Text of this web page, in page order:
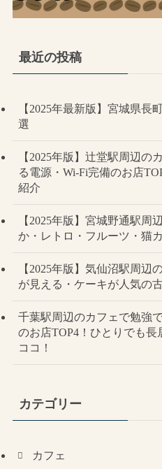
最近の投稿
【2025年最新版】宮城県長
選
【2025年版】辻堂駅周辺の
る電源・Wi-Fi完備のお店
紹介
【2025年版】宮城野通駅周
か・レトロ・フルーツ・猫
【2025年版】気仙沼駅周辺
が見える・ケーキが人気の
千葉駅周辺のカフェで勉強
のお店TOP4！ひとりでも
ココ！
カテゴリー
カフェ